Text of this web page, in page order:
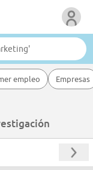
empleo Empresas